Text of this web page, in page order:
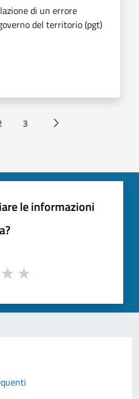
di un errore
del territorio (pgt)
3 Successiva »
le informazioni